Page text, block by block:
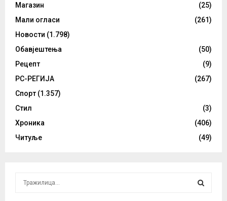
Магазин
(25)
Мали огласи
(261)
Новости (1.798)
Обавјештења
(50)
Рецепт
(9)
РС-РЕГИЈА
(267)
Спорт (1.357)
Стил
(3)
Хроника
(406)
Читуље
(49)